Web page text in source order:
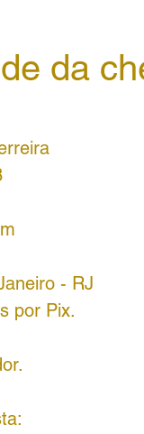
da
- RJ
por Pix.